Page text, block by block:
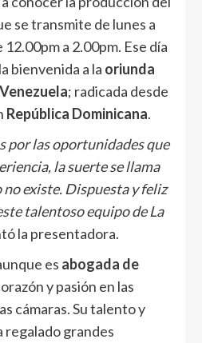
se transmite de lunes a
a 2.00pm. Ese día
bienvenida a la oriunda
; radicada desde
República Dominicana.
por las oportunidades que
la suerte se llama
no existe. Dispuesta y feliz
talentoso equipo de La
la presentadora.
es abogada de
y pasión en las
cámaras. Su talento y
regalado grandes